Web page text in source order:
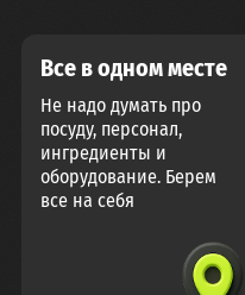
Все в одном месте
Не надо думать про
посуду, персонал,
ингредиенты и
оборудование. Берем
все на себя